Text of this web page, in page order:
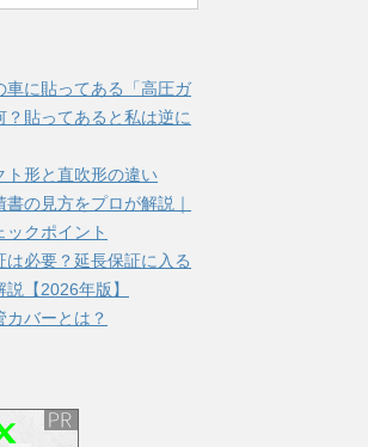
車に貼ってある「高圧ガ
？貼ってあると私は逆に
ト形と直吹形の違い
の見方をプロが解説｜
クポイント
必要？延長保証に入る
【2026年版】
バーとは？